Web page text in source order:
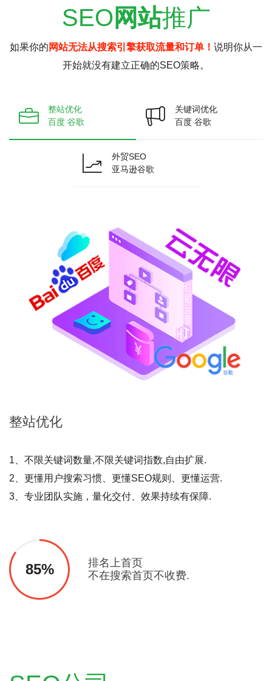
SEO 网站推广
如果你的 网站无法从搜索引擎获取流量和订单！ 说明你从一
开始就没有建立正确的SEO策略。
整站优化
百度 谷歌
关键词优化
百度 谷歌
外贸SEO
亚马逊谷歌
整站优化
1、不限关键词数量,不限关键词指数,自由扩展.
2、更懂用户搜索习惯、更懂SEO规则、更懂运营.
3、专业团队实施，量化交付、效果持续有保障.
85%
排名上首页
不在搜索首页不收费.